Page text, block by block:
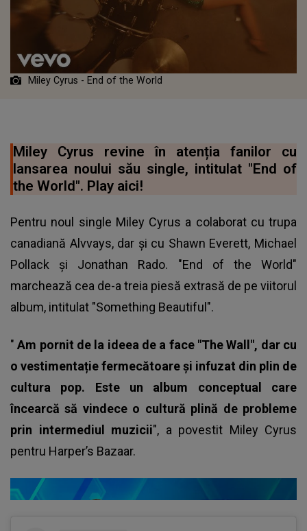
Miley Cyrus - End of the World
Miley Cyrus revine în atenția fanilor cu
lansarea noului său single, intitulat "End of
the World". Play aici!
Pentru noul single Miley Cyrus a colaborat cu trupa
canadiană Alvvays, dar și cu Shawn Everett, Michael
Pollack și Jonathan Rado. "End of the World"
marchează cea de-a treia piesă extrasă de pe viitorul
album, intitulat "Something Beautiful".
"Am pornit de la ideea de a face "The Wall", dar cu
o vestimentație fermecătoare și infuzat din plin de
cultura pop. Este un album conceptual care
încearcă să vindece o cultură plină de probleme
prin intermediul muzicii", a povestit Miley Cyrus
pentru Harper’s Bazaar.